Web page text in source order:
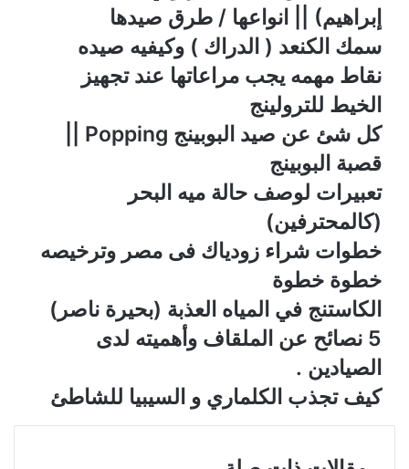
إبراهيم) || انواعها / طرق صيدها
سمك الكنعد ( الدراك ) وكيفيه صيده
نقاط مهمه يجب مراعاتها عند تجهيز
الخيط للترولينج
قصبة البوبينج
تعبيرات لوصف حالة ميه البحر
(كالمحترفين)
خطوات شراء زودياك فى مصر وترخيصه
خطوة خطوة
الكاستنج في المياه العذبة (بحيرة ناصر)
5 نصائح عن الملقاف وأهميته لدى
الصيادين .
كيف تجذب الكلماري و السيبيا للشاطئ